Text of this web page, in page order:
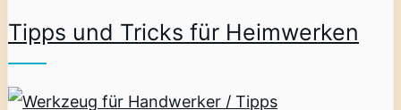
Tipps und Tricks für Heimwerken